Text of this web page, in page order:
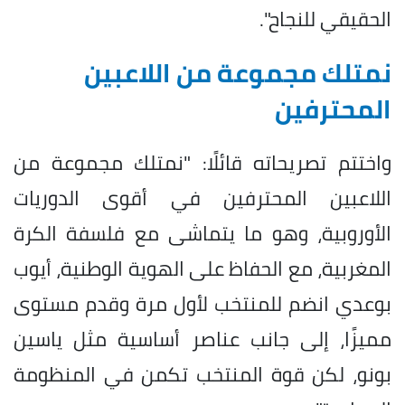
الحقيقي للنجاح".
نمتلك مجموعة من اللاعبين
المحترفين
واختتم تصريحاته قائلًا: "نمتلك مجموعة من
اللاعبين المحترفين في أقوى الدوريات
الأوروبية، وهو ما يتماشى مع فلسفة الكرة
المغربية، مع الحفاظ على الهوية الوطنية، أيوب
بوعدي انضم للمنتخب لأول مرة وقدم مستوى
مميزًا، إلى جانب عناصر أساسية مثل ياسين
بونو، لكن قوة المنتخب تكمن في المنظومة